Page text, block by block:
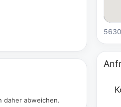
daher abweichen.